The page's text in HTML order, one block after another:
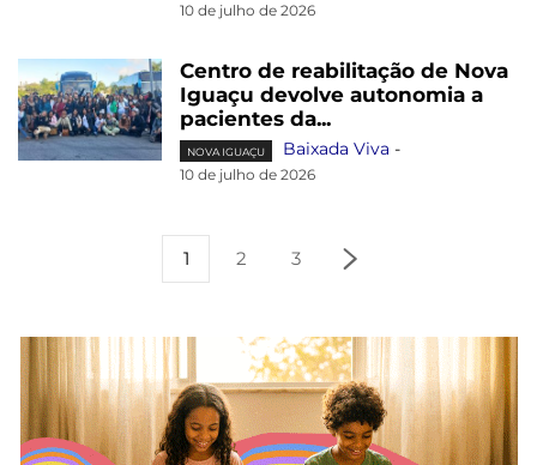
10 de julho de 2026
Centro de reabilitação de Nova
Iguaçu devolve autonomia a
pacientes da...
NOVA IGUAÇU Baixada Viva -
10 de julho de 2026
1 2 3